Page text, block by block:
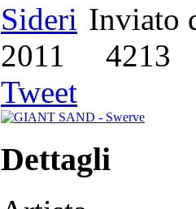
Inviato
2011 4213
Tweet
Dettagli